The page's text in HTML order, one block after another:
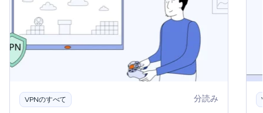
VPNのすべて 分読み